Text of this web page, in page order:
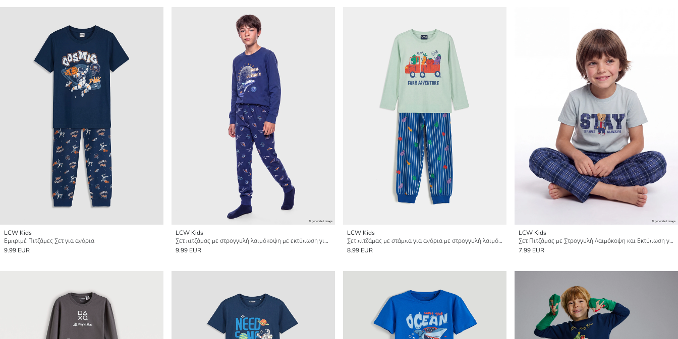
LCW Kids
Εμπριμέ Πιτζάμες Σετ για αγόρια
9.99 EUR
LCW Kids
Σετ πιτζάμας με στρογγυλή λαιμόκοψη με εκτύπωση για αγόρια
9.99 EUR
LCW Kids
Σετ πιτζάμας με στάμπα για αγόρια με στρογγυλή λαιμόκοψη
8.99 EUR
LCW Kids
Σετ Πιτζάμας με Στρογγυλή Λαιμόκοψη και Εκτύπωση για Αγόρια
7.99 EUR